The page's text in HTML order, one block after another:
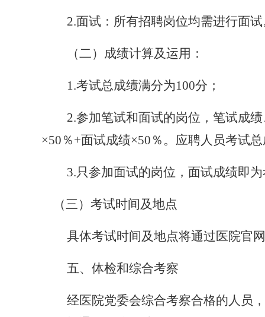
2.面试：所有招聘岗位均需进行面
（二）成绩计算及运用：
1.考试总成绩满分为100分；
2.参加笔试和面试的岗位，笔试成
×50％+面试成绩×50％。应聘人员考试
3.只参加面试的岗位，面试成绩即
（三）考试时间及地点
具体考试时间及地点将通过医院官
五、体检和综合考察
经医院党委会综合考察合格的人员